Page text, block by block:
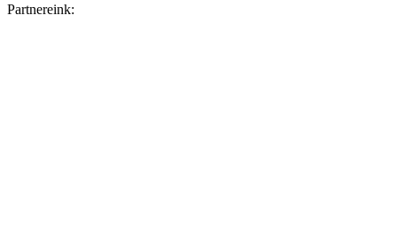
Partnereink: